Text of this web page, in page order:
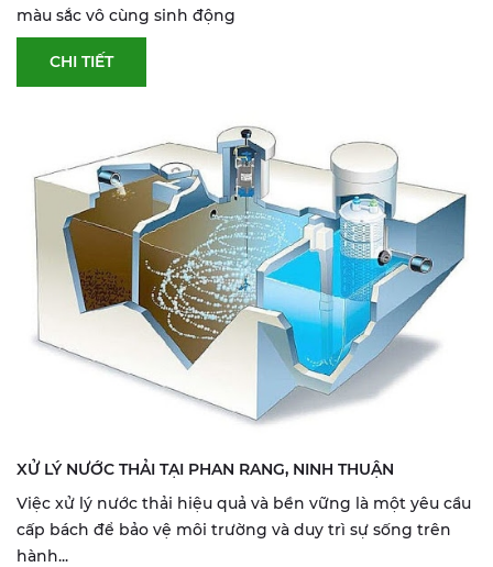
màu sắc vô cùng sinh động
CHI TIẾT
XỬ LÝ NƯỚC THẢI TẠI PHAN RANG, NINH THUẬN
Việc xử lý nước thải hiệu quả và bền vững là một yêu cầu
cấp bách để bảo vệ môi trường và duy trì sự sống trên
hành...